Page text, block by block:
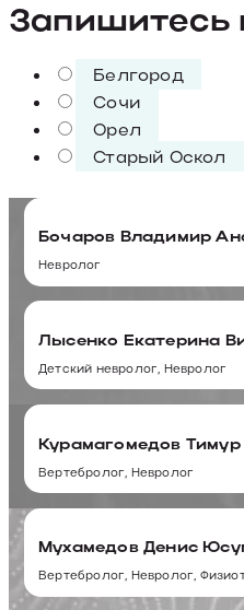
Запишитесь
Белгород
Сочи
Орел
Старый Оскол
Бочаров Владимир
Невролог
Лысенко Екатерина
Детский невролог, Невролог
Курамагомедов
Вертебролог, Невролог
Мухамедов Денис
Вертебролог, Невролог,